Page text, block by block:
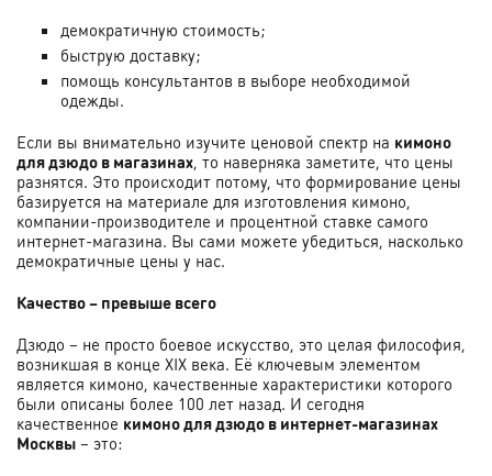
демократичную стоимость;
быструю доставку;
помощь консультантов в выборе необходимой
одежды.
Если вы внимательно изучите ценовой спектр на кимоно
для дзюдо в магазинах, то наверняка заметите, что цены
разнятся. Это происходит потому, что формирование цены
базируется на материале для изготовления кимоно,
компании-производителе и процентной ставке самого
интернет-магазина. Вы сами можете убедиться, насколько
демократичные цены у нас.
Качество – превыше всего
Дзюдо – не просто боевое искусство, это целая философия,
возникшая в конце XIX века. Её ключевым элементом
является кимоно, качественные характеристики которого
были описаны более 100 лет назад. И сегодня
качественное кимоно для дзюдо в интернет-магазинах
Москвы – это: